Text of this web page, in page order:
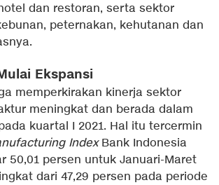
dan restoran, serta sektor
peternakan, kehutanan dan
Ekspansi
memperkirakan kinerja sektor
meningkat dan berada dalam
kuartal I 2021. Hal itu tercermin
IndexBank Indonesia
50,01 persen untuk Januari-Maret
dari 47,29 persen pada periode